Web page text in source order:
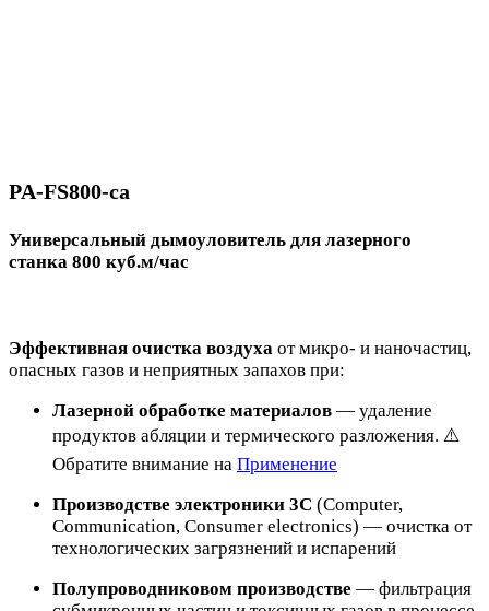
PA-FS800-ca
Универсальный дымоуловитель для лазерного
станка 800 куб.м/час
Эффективная очистка воздуха от микро- и наночастиц,
опасных газов и неприятных запахов при:
Лазерной обработке материалов — удаление
продуктов абляции и термического разложения. ⚠️
Обратите внимание на Применение
Производстве электроники 3C (Computer,
Communication, Consumer electronics) — очистка от
технологических загрязнений и испарений
Полупроводниковом производстве — фильтрация